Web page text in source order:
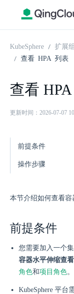
KubeSphere 扩展
查看 HPA 列表
查看
更新时间：2026-07-07
前提条件
操作步骤
本节介绍如何查看容
前提条件
您需要加入一个
容器水平伸缩查看
角色和项目角色。
KubeSphere 平台